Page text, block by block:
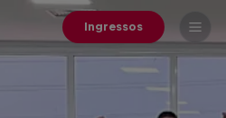
Ingressos